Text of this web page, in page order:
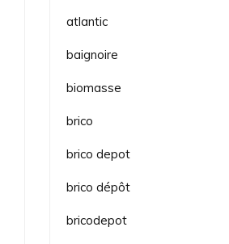
atlantic
baignoire
biomasse
brico
brico depot
brico dépôt
bricodepot